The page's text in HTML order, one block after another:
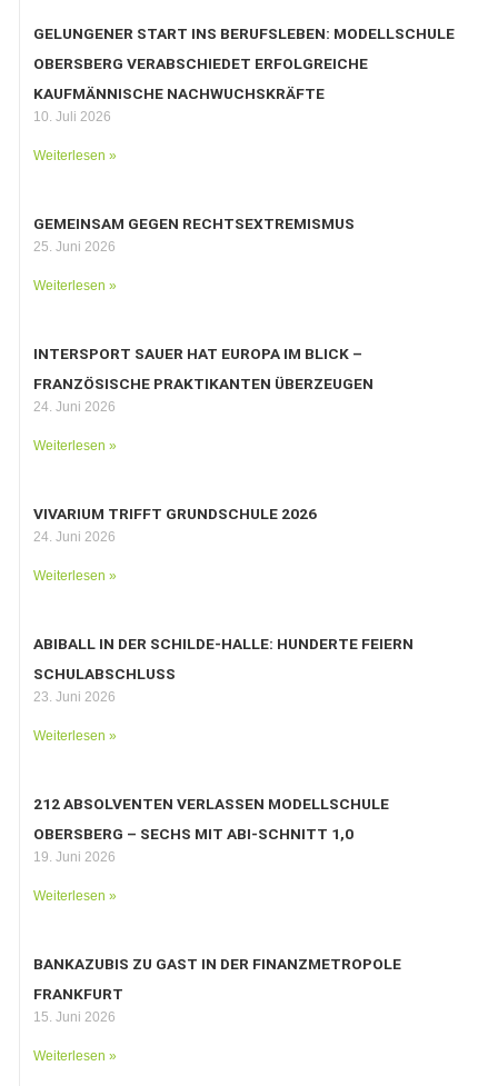
GELUNGENER START INS BERUFSLEBEN: MODELLSCHULE
OBERSBERG VERABSCHIEDET ERFOLGREICHE
KAUFMÄNNISCHE NACHWUCHSKRÄFTE
10. Juli 2026
Weiterlesen »
GEMEINSAM GEGEN RECHTSEXTREMISMUS
25. Juni 2026
Weiterlesen »
INTERSPORT SAUER HAT EUROPA IM BLICK –
FRANZÖSISCHE PRAKTIKANTEN ÜBERZEUGEN
24. Juni 2026
Weiterlesen »
VIVARIUM TRIFFT GRUNDSCHULE 2026
24. Juni 2026
Weiterlesen »
ABIBALL IN DER SCHILDE-HALLE: HUNDERTE FEIERN
SCHULABSCHLUSS
23. Juni 2026
Weiterlesen »
212 ABSOLVENTEN VERLASSEN MODELLSCHULE
OBERSBERG – SECHS MIT ABI-SCHNITT 1,0
19. Juni 2026
Weiterlesen »
BANKAZUBIS ZU GAST IN DER FINANZMETROPOLE
FRANKFURT
15. Juni 2026
Weiterlesen »